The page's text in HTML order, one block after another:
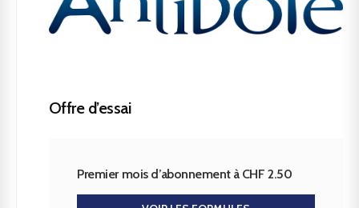
Offre d’essai
Premier mois d’abonnement à CHF 2.50